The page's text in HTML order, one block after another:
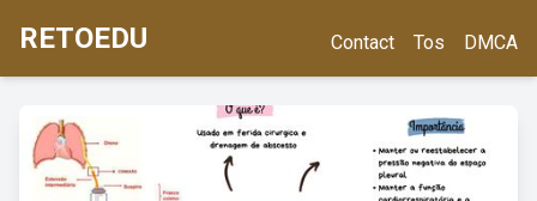
RETOEDU Contact Tos DMCA